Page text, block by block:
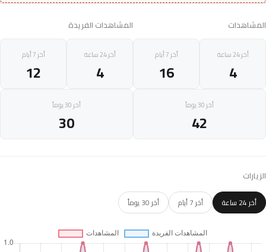
المشاهدات
أخر 24 ساعة
4
أخر 7 أيام
16
أخر 30 يوماً
42
المشاهدات الفريدة
أخر 24 ساعة
4
أخر 7 أيام
12
أخر 30 يوماً
30
الزيارات
أخر 24 ساعة أخر 7 أيام أخر 30 يوماً